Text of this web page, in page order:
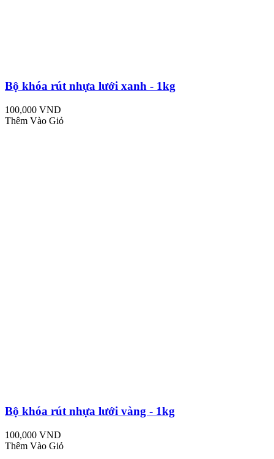
Bộ khóa rút nhựa lưới xanh - 1kg
100,000 VND
Thêm Vào Giỏ
Bộ khóa rút nhựa lưới vàng - 1kg
100,000 VND
Thêm Vào Giỏ